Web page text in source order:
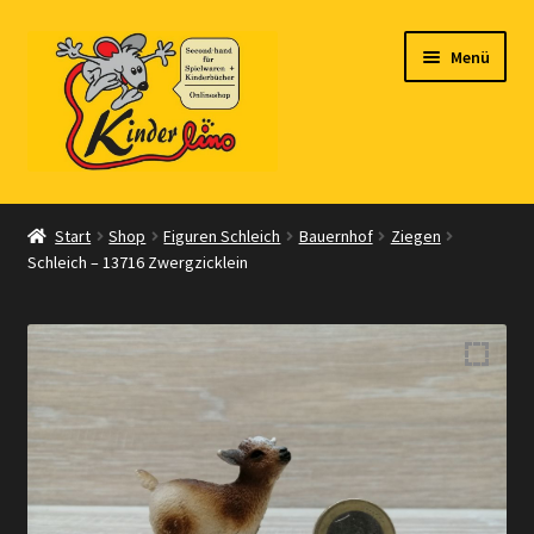
Navigation
springen
Zum
Inhalt
springen
Menü
Start
Vertrag widerrufen
Shop
Warenkorb
Kasse
Zahlungsarten
Start Shop Figuren Schleich Bauernhof
Ziegen
Schleich – 13716 Zwergzicklein